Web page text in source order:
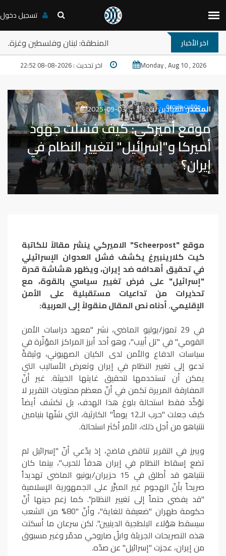
تسجيل دخول
اخر الأخبار
نقاش: ترامب والمخارج المستعصية في المنطقة: لبنان وفلسطين
Monday , Aug 10 , 2026 اخر تحديث : 2026-08-08 22:52
مقالات مترجمة
المصدر:الميادين نت 2025-09-03
موقع أميركي: كيف فشلت جهود
أميركا و"إسرائيل" لتغيير النظام في
إيران؟
موقع "Scheerpost" الاميركي ينشر مقالاً للكاتبة
كيت كلارينبيرغ يكشف فشل العدوان الإسرائيلي
في تحقيق أهدافه ضد إيران، ويظهر هشاشة قدرة
"إسرائيل" على فرض تغيير سياسي بالقوة، مع
تحذيرات من تداعيات مستقبلية على الأمن
الإقليمي. أدناه نص المقال منقولاً إلى العربية:
في 29 تموز/يوليو الماضي، نشر "معهد دراسات الأمن
القومي" في "تل أبيب"، وهو أحد أبرز المراكز المؤثّرة في
سياسات الدفاع والأمن لدى الكيان الصهيوني، وثيقةً
تدعو إلى تغيير النظام في إيران وتعرض الأساليب التي
يمكن أن تستخدمها لتحقيق غايتها الخبيثة. غير أنّ
المفارقة المريرة تكمن في أنّ معظم محتويات التقرير لا
تؤكّد فقط استحالة بلوغ هذا الهدف، بل تكشف أيضاً
كيف جعلت "حرب الـ12 يوماً" الكارثية، التي شنّها بنيامين
نتنياهو من أجل ذلك، الأمر أكثر استحالة.
ويبرز في التقرير تناقض فاضح، إذ يدّعي أنّ "إسرائيل لم
تضع إسقاط النظام في إيران هدفاً للحرب"، بينما كان
نتنياهو قد أطلق في 15 حزيران/يونيو الماضي تهديداً
صريحاً بأنّ الهجوم غير المبرَّر على الجمهورية الإسلامية
"قد يفضي حتماً إلى تغيير النظام". كما زعم حينها أنّ
حكومة طهران "ضعيفة للغاية"، وأنّ "80% من الشعب
سيسقط هؤلاء البلطجية الدينيين". لكن سرعان ما أسكتت
هذه التصريحات الجريئة وابلٌ صاروخي مدمّر وغير مسبوق
من إيران، عجزت "إسرائيل" عن صدّه.